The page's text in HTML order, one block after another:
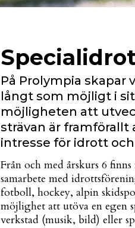
På Prolympia skapar
långt som möjligt i
möjligheten att
strävan är
intresse för idrott och
Från och med årskurs 6
samarbete med
fotboll, hockey, alpin
möjlighet att utöva en egen
verkstad (musik, bild) eller